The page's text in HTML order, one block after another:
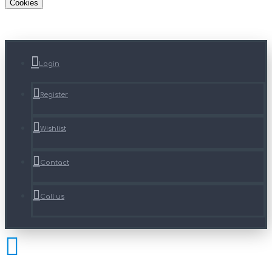
Cookies
Login
Register
Wishlist
Contact
Call us